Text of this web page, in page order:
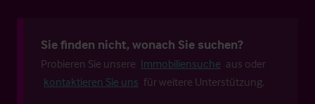
Sie finden nicht, wonach Sie suchen?
Probieren Sie unsere Immobiliensuche aus oder
kontaktieren Sie uns für weitere Unterstützung.